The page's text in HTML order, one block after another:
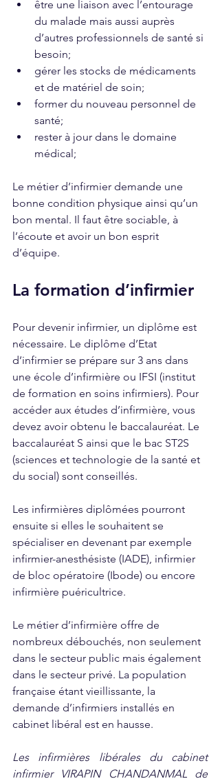
être une liaison avec l’entourage
du malade mais aussi auprès
d’autres professionnels de santé si
besoin;
gérer les stocks de médicaments
et de matériel de soin;
former du nouveau personnel de
santé;
rester à jour dans le domaine
médical;
Le métier d’infirmier demande une
bonne condition physique ainsi qu’un
bon mental. Il faut être sociable, à
l’écoute et avoir un bon esprit
d’équipe.
La formation d’infirmier
Pour devenir infirmier, un diplôme est
nécessaire. Le diplôme d’Etat
d’infirmier se prépare sur 3 ans dans
une école d’infirmière ou IFSI (institut
de formation en soins infirmiers). Pour
accéder aux études d’infirmière, vous
devez avoir obtenu le baccalauréat. Le
baccalauréat S ainsi que le bac ST2S
(sciences et technologie de la santé et
du social) sont conseillés.
Les infirmières diplômées pourront
ensuite si elles le souhaitent se
spécialiser en devenant par exemple
infirmier-anesthésiste (IADE), infirmier
de bloc opératoire (Ibode) ou encore
infirmière puéricultrice.
Le métier d’infirmière offre de
nombreux débouchés, non seulement
dans le secteur public mais également
dans le secteur privé. La population
française étant vieillissante, la
demande d’infirmiers installés en
cabinet libéral est en hausse.
Les infirmières libérales du cabinet
infirmier VIRAPIN CHANDANMAL de